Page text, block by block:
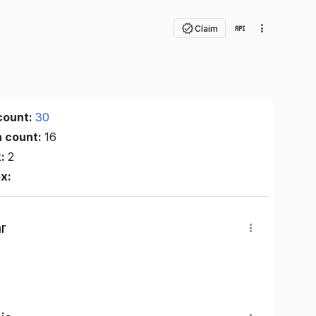
Claim
30
count:16
2